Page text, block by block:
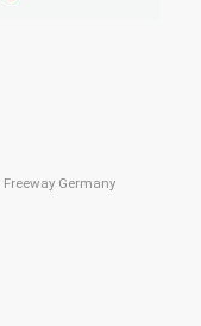
Freeway Germany